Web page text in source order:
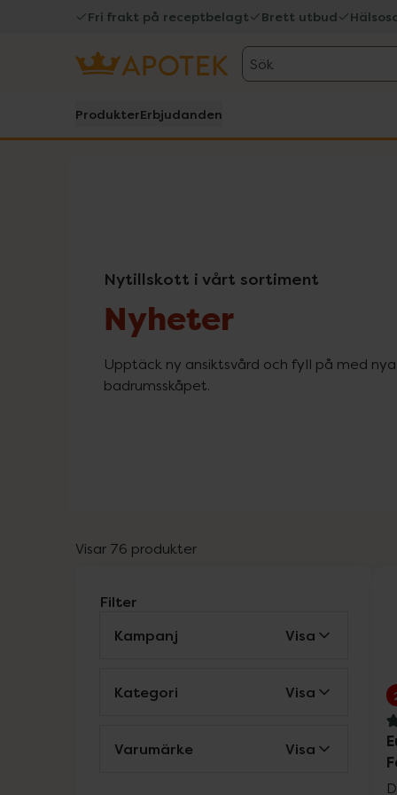
Fri frakt på receptbelagt Brett utbud
Sök
ProdukterErbjudanden
Nytillskott i vårt sortiment
Nyheter
Upptäck ny ansiktsvård och fyll på med
badrumsskåpet.
Visar 76 produkter
Filter
Kampanj
Visa
Kategori Visa
Varumärke Visa